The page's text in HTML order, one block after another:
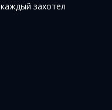
захотел